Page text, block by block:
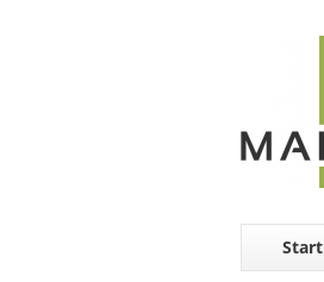
Start